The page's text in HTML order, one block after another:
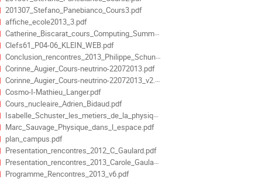
201307_Stefano_Panebianco_Cours3.pdf
affiche_ecole2013_3.pdf
Catherine_Biscarat_cours_Computing_SummerSchool2013.pdf
Clefs61_P04-06_KLEIN_WEB.pdf
Conclusion_rencontres_2013_Philippe_Schune.pdf
Corinne_Augier_Cours-neutrino-22072013.pdf
Corinne_Augier_Cours-neutrino-22072013_v2.pdf
Cosmo-I-Mathieu_Langer.pdf
Cours_nucleaire_Adrien_Bidaud.pdf
Isabelle_Schuster_les_metiers_de_la_physique_v2013_vf.pdf
Marc_Sauvage_Physique_dans_l_espace.pdf
plan_campus.pdf
Presentation_rencontres_2012_C_Gaulard.pdf
Presentation_rencontres_2013_Carole_Gaulard.pdf
Programme_Rencontres_2013_v6.pdf